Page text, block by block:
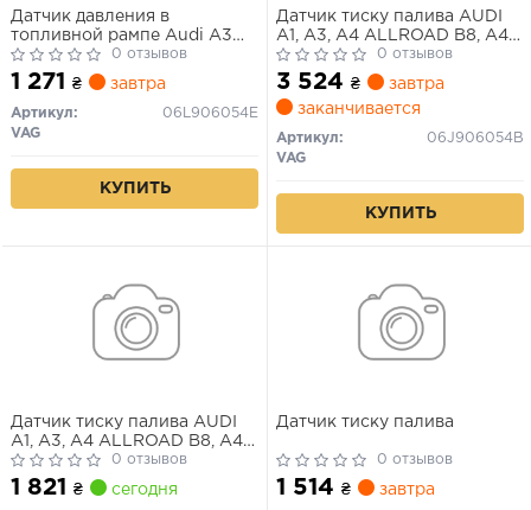
Датчик давления в
топливной рампе Audi A3
8V/ A4 B9/ A5 B9/ A6 С8/
A7 C8/ Q5 B9/ Q7 4M/ Q8
4M
0 отзывов
1 271 ₴ завтра
Артикул:
06L906054E
VAG
КУПИТЬ
Датчик тиску палива AUDI
A1, A3, A4 ALLROAD B8, A4
B7, A4 B8, A5, A6 C6, A6 C7,
A7, A8 D4, Q3, Q5, R8, R8
SPYDER, TT BENTLEY
CONTINENTAL, FLYING SPUR
SEAT ALHAMBRA, ALTEA 1.2-
6.3 09.04-
0 отзывов
3 524 ₴
завтра
заканчивается
Артикул:
06J906054B
VAG
КУПИТЬ
Датчик тиску палива AUDI
A1, A3, A4 ALLROAD B8, A4
B8, A5, A6 C6, A6 C7, Q3, Q5,
TT, SEAT ALHAMBRA, ALTEA,
ALTEA XL, EXEO, EXEO ST,
0 отзывов
1 821 ₴ сегодня
Датчик тиску палива
0 отзывов
1 514 ₴ завтра